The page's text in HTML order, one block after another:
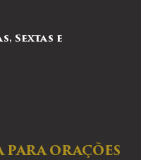
Sextas e
PARA ORAÇÕES